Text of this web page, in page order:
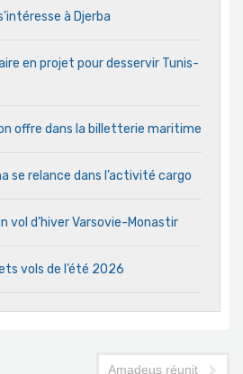
à Djerba
en projet pour desservir Tunis-
offre dans la billetterie maritime
se relance dans l’activité cargo
vol d’hiver Varsovie-Monastir
vols de l’été 2026
à Mahdia Amadeus réunit les